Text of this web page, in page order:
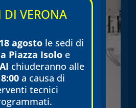
DI VERONA
agostole sedi di
Piazza Isolo e
chiuderanno alle
a causa di
tecnici